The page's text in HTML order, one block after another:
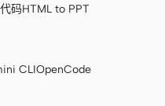
码HTML to PPT
CLIOpenCode